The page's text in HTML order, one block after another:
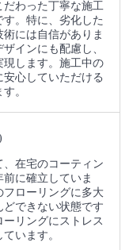
だわった丁寧な施工
。特に、劣化した
には自信がありま
インにも配慮し、
現します。施工中の
心していただける
。
在宅のコーティン
に確立していま
ローリングに多大
できない状態です
リングにストレス
います。